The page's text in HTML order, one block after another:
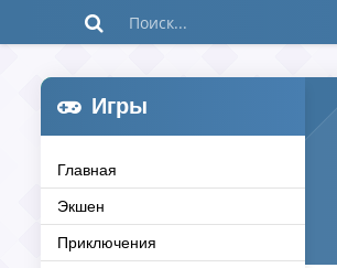
Игры
Главная
Экшен
Приключения